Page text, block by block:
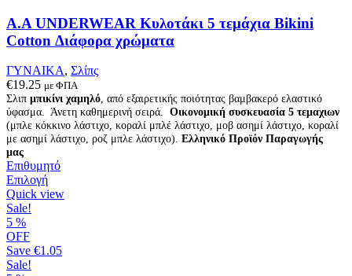
επιλεγούν
στη
σελίδα
προϊόντος
A.A UNDERWEAR Κυλοτάκι 5 τεμάχια Bikini
Cotton Διάφορα χρώματα
ΓΥΝΑΙΚΑ, Σλίπς
€19.25 με ΦΠΑ
Σλιπ μπικίνι χαμηλό, από εξαιρετικής ποιότητας βαμβακερό ελαστικό
ύφασμα. Άνετη καθημερινή σειρά. Οικονομική συσκευασία 5 τεμαχιων
(μπλε κόκκινο λάστιχο, κοραλί μπλέ λάστιχο, μοβ ασημί λάστιχο, κοραλί
με ασημί λάστιχο, ροζ μπλε λάστιχο). Ελληνικό Προϊόν Παραγωγής
μας
Επιθυμητό
ΕπιλογήΑυτό
το
παραλλαγές.
Quick view
Sale!
5 %
OFF
Save €1.05
Sale!